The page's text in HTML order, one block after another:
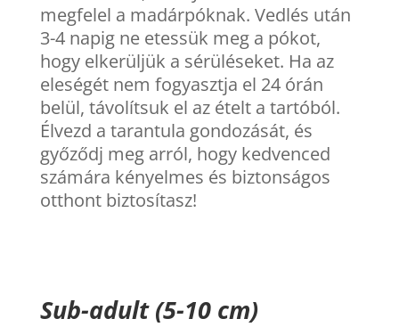
megfelel a madárpóknak. Vedlés után
3-4 napig ne etessük meg a pókot,
hogy elkerüljük a sérüléseket. Ha az
eleségét nem fogyasztja el 24 órán
belül, távolítsuk el az ételt a tartóból.
Élvezd a tarantula gondozását, és
győződj meg arról, hogy kedvenced
számára kényelmes és biztonságos
otthont biztosítasz!
Sub-adult (5-10 cm)